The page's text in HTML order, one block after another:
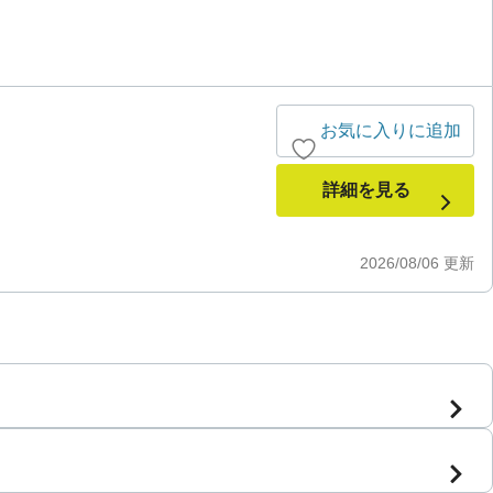
2026/08/06 更新
お気に入りに追加
詳細を見る